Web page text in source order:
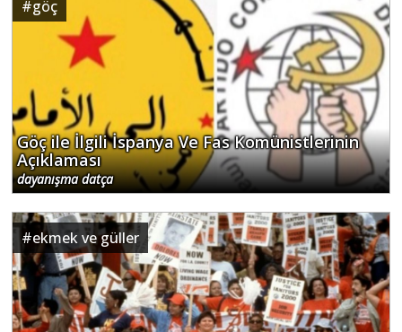
#göç
Göç ile İlgili İspanya Ve Fas Komünistlerinin
Açıklaması
dayanışma datça
#ekmek ve güller